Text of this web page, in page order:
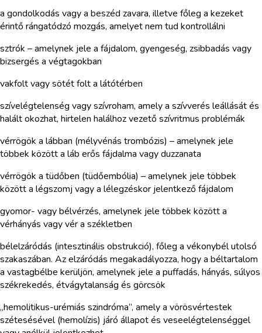
a gondolkodás vagy a beszéd zavara, illetve főleg a kezeket
érintő rángatódzó mozgás, amelyet nem tud kontrollálni
sztrók – amelynek jele a fájdalom, gyengeség, zsibbadás vagy
bizsergés a végtagokban
vakfolt vagy sötét folt a látótérben
szívelégtelenség vagy szívroham, amely a szívverés leállását és
halált okozhat, hirtelen halálhoz vezető szívritmus problémák
vérrögök a lábban (mélyvénás trombózis) – amelynek jele
többek között a láb erős fájdalma vagy duzzanata
vérrögök a tüdőben (tüdőembólia) – amelynek jele többek
között a légszomj vagy a lélegzéskor jelentkező fájdalom
gyomor- vagy bélvérzés, amelynek jele többek között a
vérhányás vagy vér a székletben
bélelzáródás (intesztinális obstrukció), főleg a vékonybél utolsó
szakaszában. Az elzáródás megakadályozza, hogy a béltartalom
a vastagbélbe kerüljön, amelynek jele a puffadás, hányás, súlyos
székrekedés, étvágytalanság és görcsök
„hemolitikus-urémiás szindróma”, amely a vörösvértestek
szétesésével (hemolízis) járó állapot és veseelégtelenséggel